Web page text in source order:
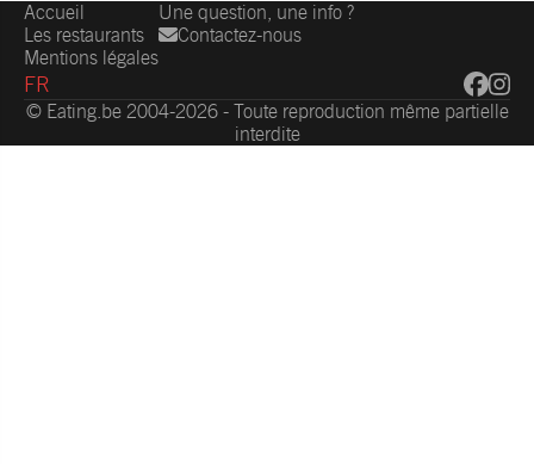
Accueil
Les restaurants
Mentions légales
Une question, une info ?
Contactez-nous
FR
© Eating.be 2004-2026 - Toute reproduction même partielle
interdite